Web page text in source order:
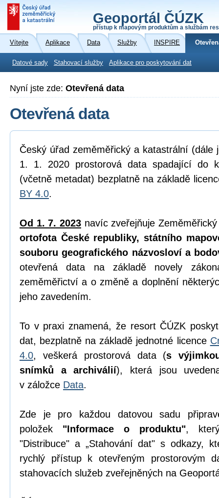
Geoportál ČÚZK
přístup k mapovým produktům a službám
Vítejte Aplikace Data Služby INSPIRE
Datové sady Stahovací služby Aplikace pro poskytování dat
Nyní jste zde: Otevřená data
Otevřená data
Český úřad zeměměřický a katastrální (dále
1. 1. 2020 prostorová data spadající do
(včetně metadat) bezplatně na základě
BY 4.0.
Od 1. 7. 2023 navíc zveřejňuje
ortofota České republiky, státního
souboru geografického názvosloví a
otevřená data na základě novely
zeměměřictví a o změně a doplnění
jeho zavedením.
To v praxi znamená, že resort ČÚZK
dat, bezplatně na základě jednotné licence
4.0, veškerá prostorová data (s
snímků a archiválií), která jsou
v záložce Data.
Zde je pro každou datovou sadu
položek "Informace o produktu",
"Distribuce" a „Stahování dat" s odkazy,
rychlý přístup k otevřeným prostorovým
stahovacích služeb zveřejněných na